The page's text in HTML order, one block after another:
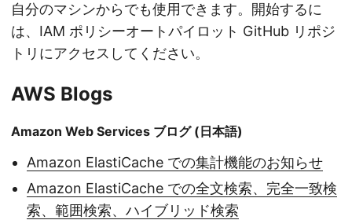
自分のマシンからでも使用できます。開始するに
は、IAM ポリシーオートパイロット GitHub リポジ
トリにアクセスしてください。
AWS Blogs
Amazon Web Services ブログ (日本語)
Amazon ElastiCache での集計機能のお知らせ
Amazon ElastiCache での全文検索、完全一致検
索、範囲検索、ハイブリッド検索